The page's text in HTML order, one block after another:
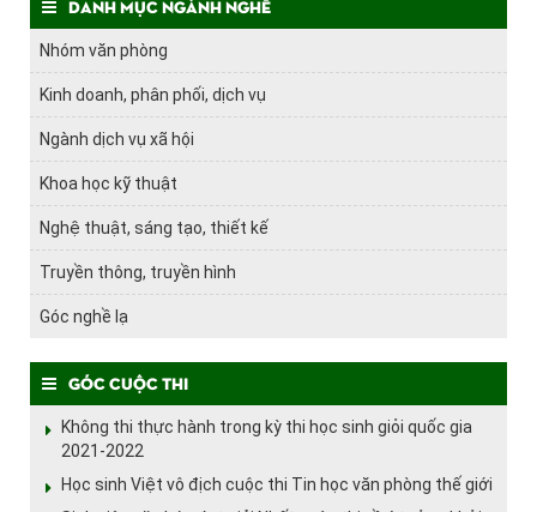
Danh mục ngành nghề
Nhóm văn phòng
Kinh doanh, phân phối, dịch vụ
Ngành dịch vụ xã hội
Khoa học kỹ thuật
Nghệ thuật, sáng tạo, thiết kế
Truyền thông, truyền hình
Góc nghề lạ
Góc cuộc thi
Không thi thực hành trong kỳ thi học sinh giỏi quốc gia
2021-2022
Học sinh Việt vô địch cuộc thi Tin học văn phòng thế giới